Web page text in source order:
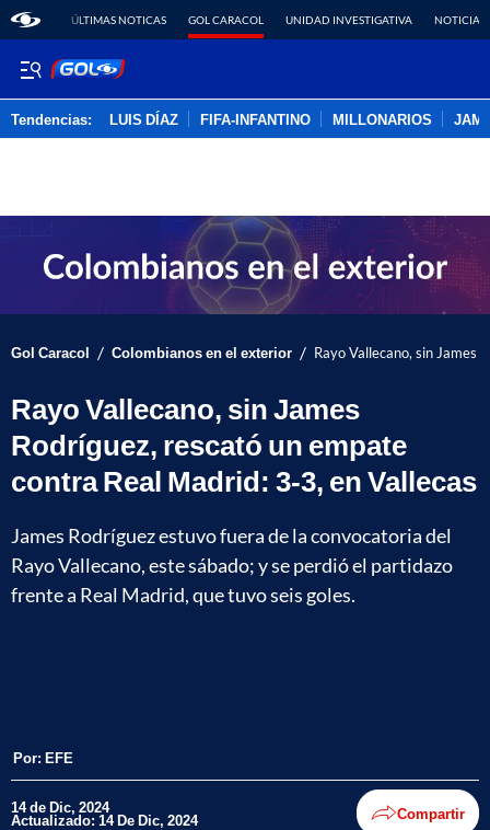
ÚLTIMAS NOTICAS GOL CARACOL UNIDAD INVESTIGATIVA NOTICIAS
Tendencias: LUIS DÍAZ FIFA-INFANTINO MILLONARIOS
Gol Caracol / Colombianos en el exterior / Rayo Vallecano, sin James
Rayo Vallecano, sin James
Rodríguez, rescató un empate
contra Real Madrid: 3-3, en Vallecas
James Rodríguez estuvo fuera de la convocatoria del
Rayo Vallecano, este sábado; y se perdió el partidazo
frente a Real Madrid, que tuvo seis goles.
Por: EFE
14 de Dic, 2024
Actualizado: 14 De Dic, 2024 Compartir